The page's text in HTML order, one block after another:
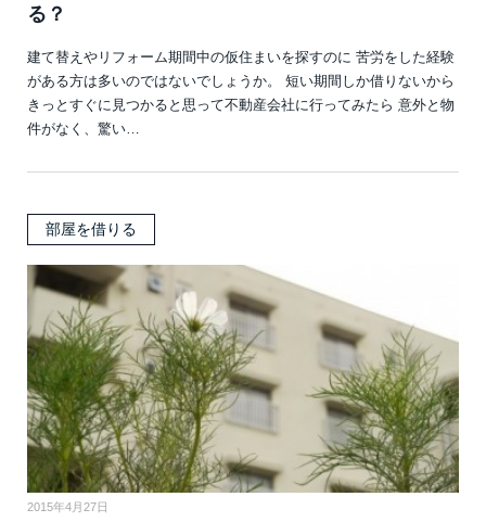
る？
建て替えやリフォーム期間中の仮住まいを探すのに 苦労をした経験
がある方は多いのではないでしょうか。 短い期間しか借りないから
きっとすぐに見つかると思って不動産会社に行ってみたら 意外と物
件がなく、驚い…
部屋を借りる
2015年4月27日